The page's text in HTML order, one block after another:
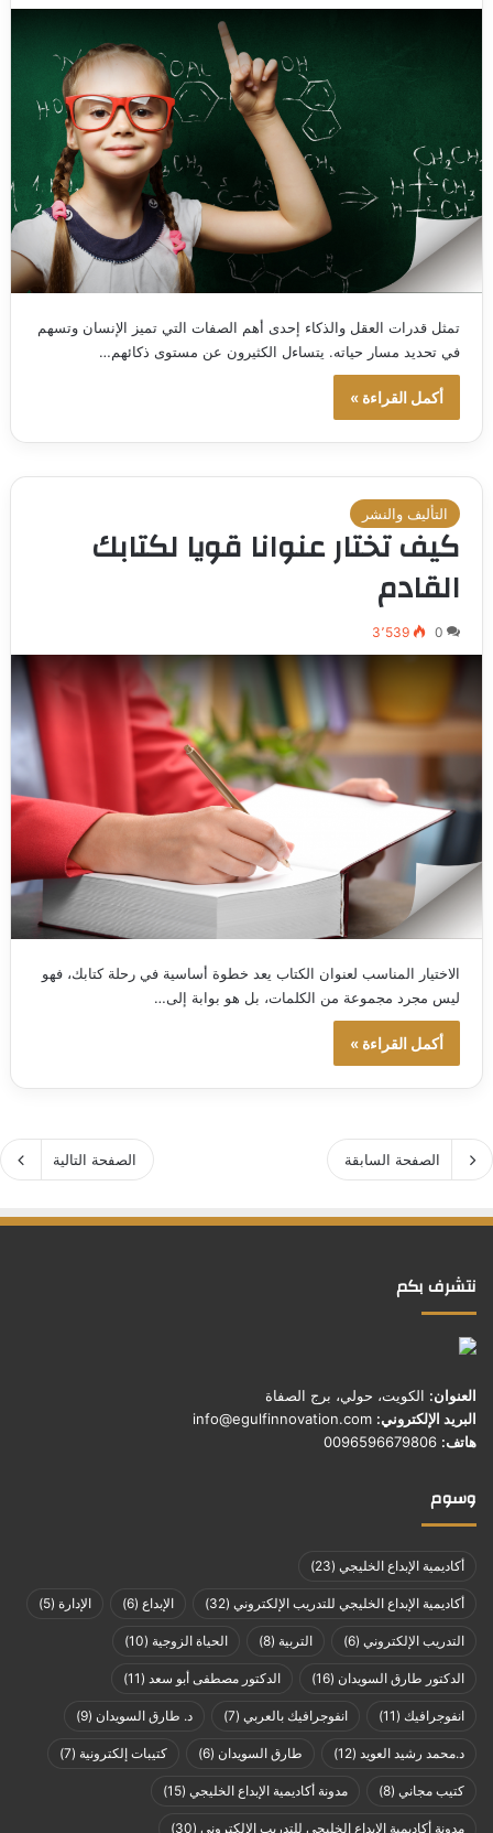
تمثل قدرات العقل والذكاء إحدى أهم الصفات التي تميز الإنسان وتسهم
في تحديد مسار حياته. يتساءل الكثيرون عن مستوى ذكائهم…
أكمل القراءة »
التأليف والنشر
كيف تختار عنوانا قويا لكتابك
القادم
0 3٬539
الاختيار المناسب لعنوان الكتاب يعد خطوة أساسية في رحلة كتابك، فهو
ليس مجرد مجموعة من الكلمات، بل هو بوابة إلى…
أكمل القراءة »
الصفحة السابقة الصفحة التالية
نتشرف بكم
العنوان: الكويت، حولي، برج الصفاة
البريد الإلكتروني: info@egulfinnovation.com
هاتف: 0096596679806
وسوم
أكاديمية الإبداع الخليجي (23)
أكاديمية الإبداع الخليجي للتدريب الإلكتروني (32) الإبداع (6) الإدارة (5)
التدريب الإلكتروني (6) التربية (8) الحياة الزوجية (10)
الدكتور طارق السويدان (16) الدكتور مصطفى أبو سعد (11)
انفوجرافيك (11) انفوجرافيك بالعربي (7) د. طارق السويدان (9)
د.محمد رشيد العويد (12) طارق السويدان (6) كتيبات إلكترونية (7)
كتيب مجاني (8) مدونة أكاديمية الإبداع الخليجي (15)
مدونة أكاديمية الإبداع الخليجي للتدريب الإلكتروني (30)